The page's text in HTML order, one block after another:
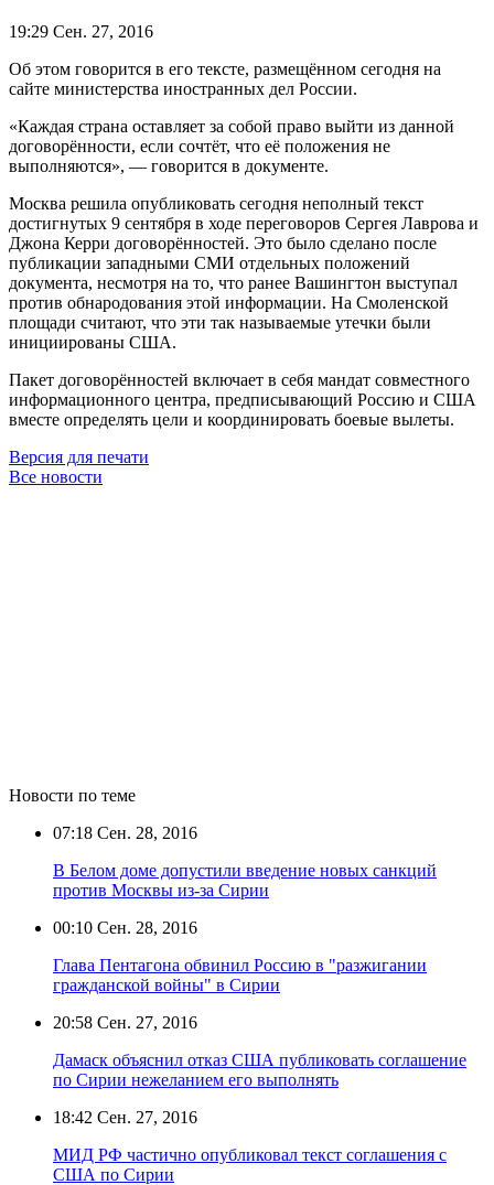
19:29 Сен. 27, 2016
Об этом говорится в его тексте, размещённом сегодня на
сайте министерства иностранных дел России.
«Каждая страна оставляет за собой право выйти из данной
договорённости, если сочтёт, что её положения не
выполняются», — говорится в документе.
Москва решила опубликовать сегодня неполный текст
достигнутых 9 сентября в ходе переговоров Сергея Лаврова и
Джона Керри договорённостей. Это было сделано после
публикации западными СМИ отдельных положений
документа, несмотря на то, что ранее Вашингтон выступал
против обнародования этой информации. На Смоленской
площади считают, что эти так называемые утечки были
инициированы США.
Пакет договорённостей включает в себя мандат совместного
информационного центра, предписывающий Россию и США
вместе определять цели и координировать боевые вылеты.
Версия для печати
Все новости
Новости по теме
07:18 Сен. 28, 2016
В Белом доме допустили введение новых санкций
против Москвы из-за Сирии
00:10 Сен. 28, 2016
Глава Пентагона обвинил Россию в "разжигании
гражданской войны" в Сирии
20:58 Сен. 27, 2016
Дамаск объяснил отказ США публиковать соглашение
по Сирии нежеланием его выполнять
18:42 Сен. 27, 2016
МИД РФ частично опубликовал текст соглашения с
США по Сирии